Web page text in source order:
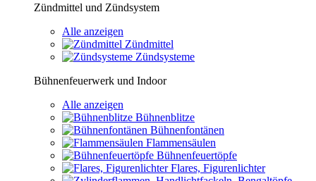
Zündmittel und Zündsystem
Alle anzeigen
Zündmittel
Zündsysteme
Bühnenfeuerwerk und Indoor
Alle anzeigen
Bühnenblitze
Bühnenfontänen
Flammensäulen
Bühnenfeuertöpfe
Flares, Figurenlichter